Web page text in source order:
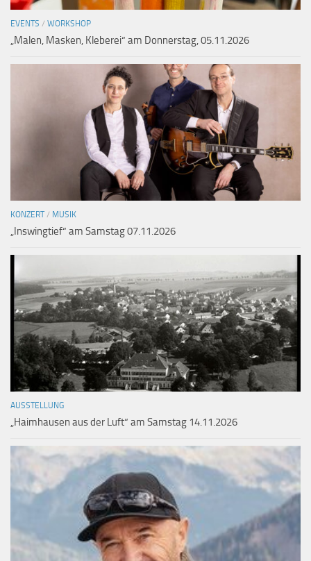
EVENTS / WORKSHOP
„Malen, Masken, Kleberei“ am Donnerstag, 05.11.2026
KONZERT/ MUSIK
„Inswingtief“ am Samstag 07.11.2026
AUSSTELLUNG
„Haimhausen aus der Luft“ am Samstag 14.11.2026